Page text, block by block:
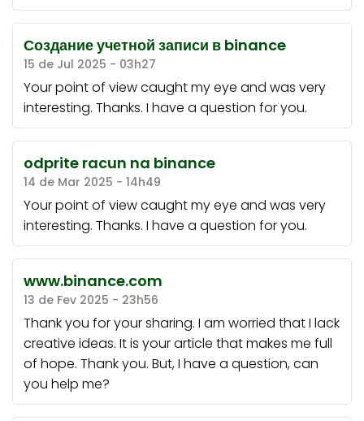
Создание учетной записи в binance
15 de Jul 2025 - 03h27
Your point of view caught my eye and was very
interesting. Thanks. I have a question for you.
odprite racun na binance
14 de Mar 2025 - 14h49
Your point of view caught my eye and was very
interesting. Thanks. I have a question for you.
www.binance.com
13 de Fev 2025 - 23h56
Thank you for your sharing. I am worried that I lack
creative ideas. It is your article that makes me full
of hope. Thank you. But, I have a question, can
you help me?